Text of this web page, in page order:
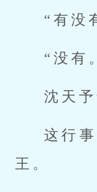
“有没
“没有
沈天
这行
王。